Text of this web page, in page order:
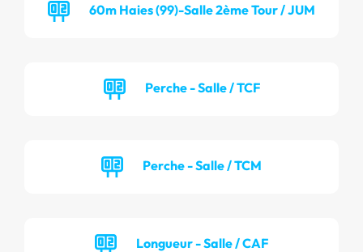
60m Haies (99)-Salle 2ème Tour / JUM
Perche - Salle / TCF
Perche - Salle / TCM
Longueur - Salle / CAF